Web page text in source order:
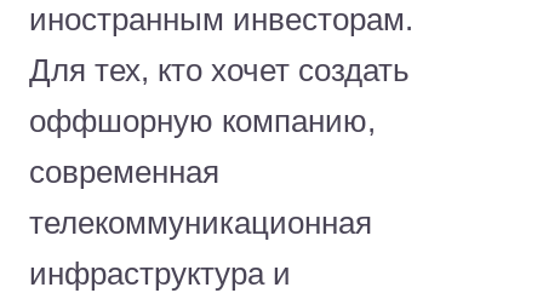
иностранным инвесторам.
Для тех, кто хочет создать
оффшорную компанию,
современная
телекоммуникационная
инфраструктура и